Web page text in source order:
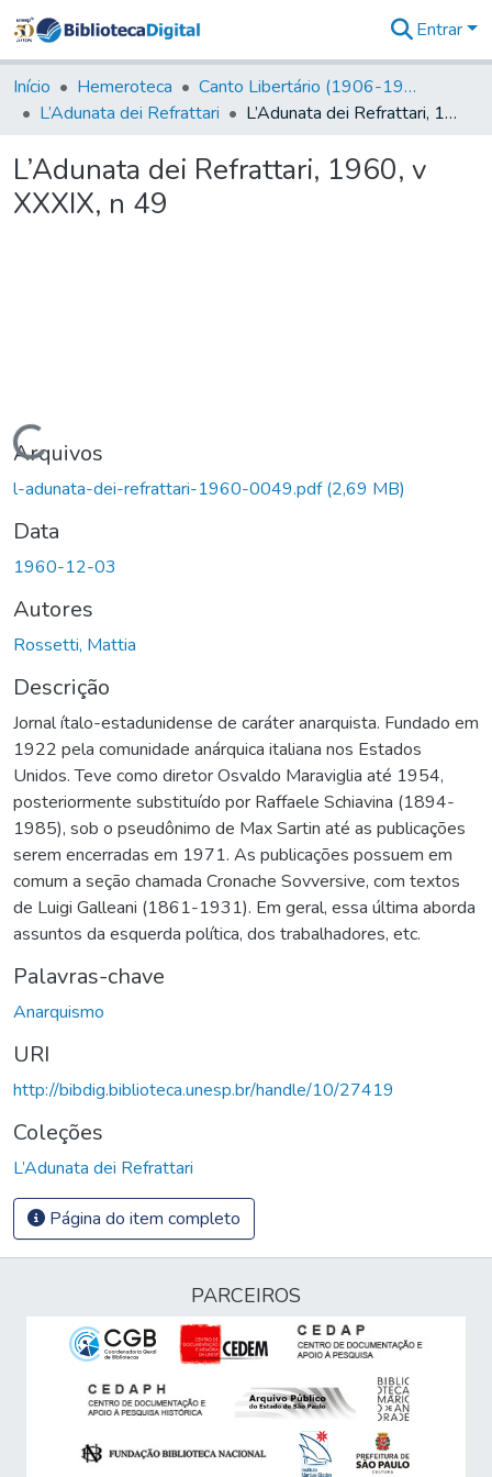
&
Coleções
Tudo na
Digital
Entrar
Início Hemeroteca
Canto Libertário (1906-1995)
L’Adunata dei Refrattari
L’Adunata dei Refrattari, 1960, v XXXIX, n 49
L’Adunata dei Refrattari, 1960, v
XXXIX, n 49
Carregando...
Arquivos
l-adunata-dei-refrattari-1960-0049.pdf(2,69 MB)
Data
1960-12-03
Autores
Rossetti, Mattia
Descrição
Jornal ítalo-estadunidense de caráter anarquista. Fundado em
1922 pela comunidade anárquica italiana nos Estados
Unidos. Teve como diretor Osvaldo Maraviglia até 1954,
posteriormente substituído por Raffaele Schiavina (1894-
1985), sob o pseudônimo de Max Sartin até as publicações
serem encerradas em 1971. As publicações possuem em
comum a seção chamada Cronache Sovversive, com textos
de Luigi Galleani (1861-1931). Em geral, essa última aborda
assuntos da esquerda política, dos trabalhadores, etc.
Palavras-chave
Anarquismo
URI
http://bibdig.biblioteca.unesp.br/handle/10/27419
Coleções
L’Adunata dei Refrattari
Página do item completo
PARCEIROS